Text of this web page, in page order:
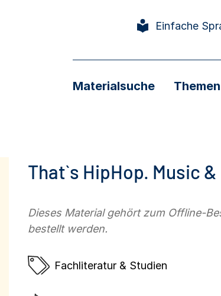
Einfache
Materialsuche Themen
That`s HipHop. Music &
Dieses Material gehört zum Offline-
bestellt werden.
Fachliteratur & Studien